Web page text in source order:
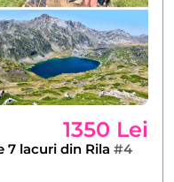
1350 Lei
7 lacuri din Rila #4